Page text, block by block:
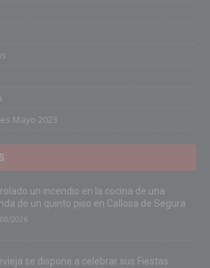
Mayo 2023
un incendio en la cocina de una
de un quinto piso en Callosa de Segura
2026
se dispone a celebrar sus Fiestas